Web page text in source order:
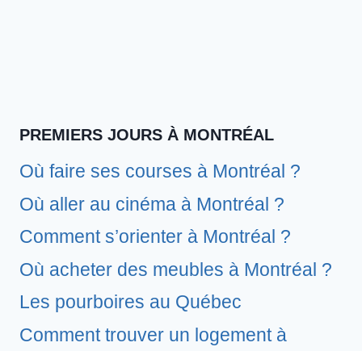
PREMIERS JOURS À MONTRÉAL
Où faire ses courses à Montréal ?
Où aller au cinéma à Montréal ?
Comment s’orienter à Montréal ?
Où acheter des meubles à Montréal ?
Les pourboires au Québec
Comment trouver un logement à